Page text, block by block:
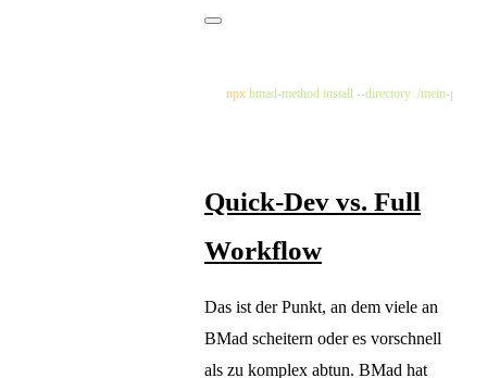
npx bmad-method install --directory ./mein-projekt
Quick-Dev vs. Full
Workflow
Das ist der Punkt, an dem viele an
BMad scheitern oder es vorschnell
als zu komplex abtun. BMad hat